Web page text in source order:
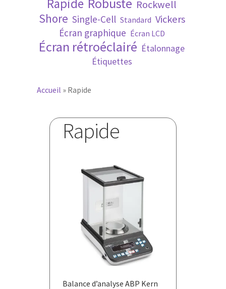
Rapide Robuste Rockwell
Shore Single-Cell Standard Vickers
Écran graphique Écran LCD
Écran rétroéclairé Étalonnage
Étiquettes
Accueil » Rapide
Rapide
Balance d’analyse ABP Kern